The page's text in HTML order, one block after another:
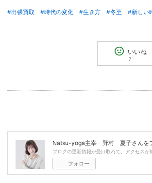
#出張買取 #時代の変化 #生き方 #冬至 #新しい
いいね
7
Natsu-yoga主宰 野村 夏子さんを
ブログの更新情報が受け取れて、アクセスが
フォロー